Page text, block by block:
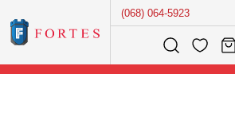
(068) 064-5923
Розумний пошук...